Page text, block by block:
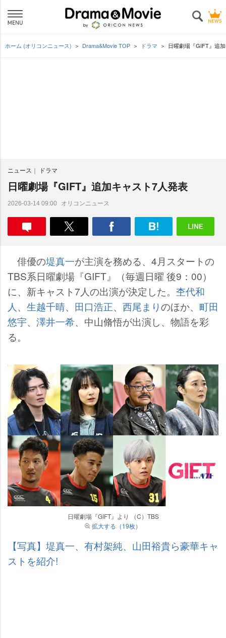
ホーム (オリコンニュース) Drama&Movie TOP ドラマ 日曜劇場『GIFT』追
ニュース ドラマ
日曜劇場『GIFT』追加キャスト7人発表
2026-03-14 09:00 オリコンニュース
俳優の堤真一が主演を務める、4月スタートの
TBS系日曜劇場『GIFT』（毎週日曜 後9：00）
に、新キャスト7人の出演が決定した。 杢代和
人 、 生越千晴、 田口浩正、 西尾まりのほか、 町田
悠宇、 澤井一希、中山脩悟が出演し、物語を彩
る。
日曜劇場『GIFT』より （C）TBS
拡大する（19枚）
【写真】堤真一、有村架純、山田裕貴ら豪華キャ
ストを紹介!